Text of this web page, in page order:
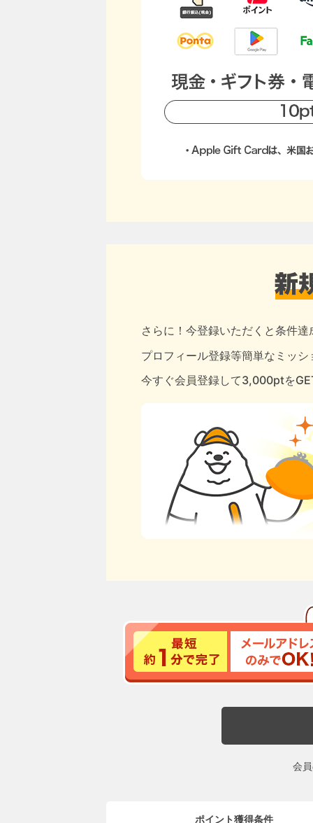
さらに！今登録いただくと条件達
プロフィール登録等簡単なミッ
今すぐ会員登録して3,000ptを
会
ポイント獲得条件